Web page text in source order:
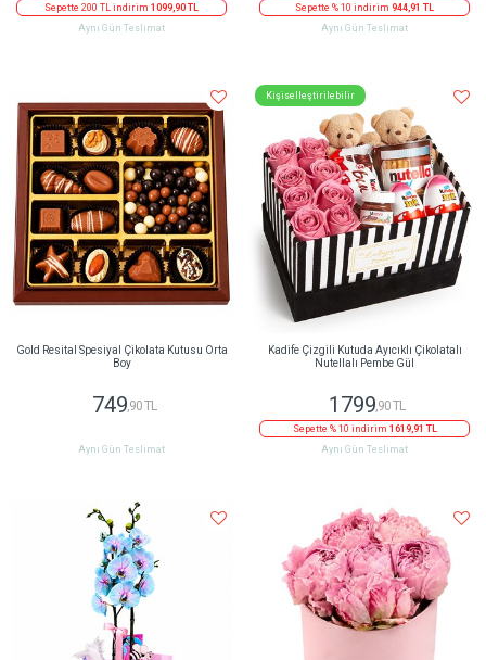
Sepette 200 TL indirim 1099,90 TL
Aynı Gün Teslimat
Sepette % 10 indirim 944,91 TL
Aynı Gün Teslimat
Gold Resital Spesiyal Çikolata Kutusu Orta
Boy
749,90 TL
Aynı Gün Teslimat
Kişiselleştirilebilir
Kadife Çizgili Kutuda Ayıcıklı Çikolatalı
Nutellalı Pembe Gül
1799,90 TL
Sepette % 10 indirim 1619,91 TL
Aynı Gün Teslimat